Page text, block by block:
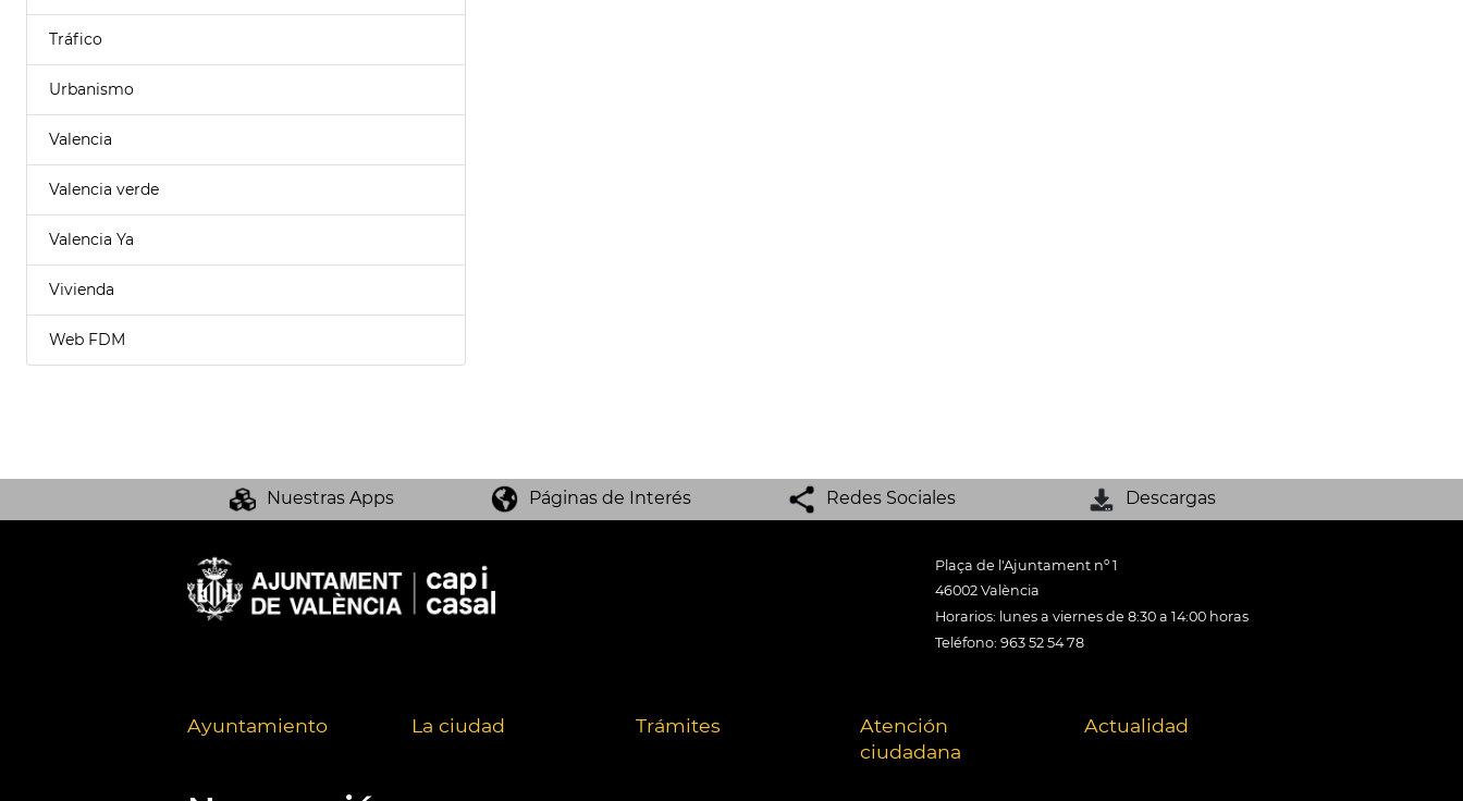
Tráfico
Urbanismo
Valencia
Valencia verde
Valencia Ya
Vivienda
Web FDM
Nuestras Apps Páginas de Interés Redes Sociales Descargas
Plaça de l'Ajuntament nº 1
46002 València
Horarios: lunes a viernes de 8:30 a 14:00 horas
Teléfono: 963 52 54 78
Ayuntamiento La ciudad Trámites
Atención
ciudadana
Actualidad